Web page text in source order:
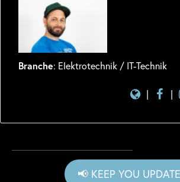
Branche: Elektrotechnik / IT-Technik
| |
📢 KEEP YOU